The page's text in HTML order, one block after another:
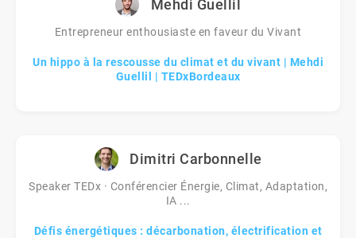
Mehdi Guellil
Entrepreneur enthousiaste en faveur du Vivant
Un hippo à la rescousse du climat et du vivant | Mehdi
Guellil | TEDxBordeaux
Dimitri Carbonnelle
Speaker TEDx · Conférencier Énergie, Climat, Adaptation,
IA ...
Défis énergétiques : décarbonation, électrification et